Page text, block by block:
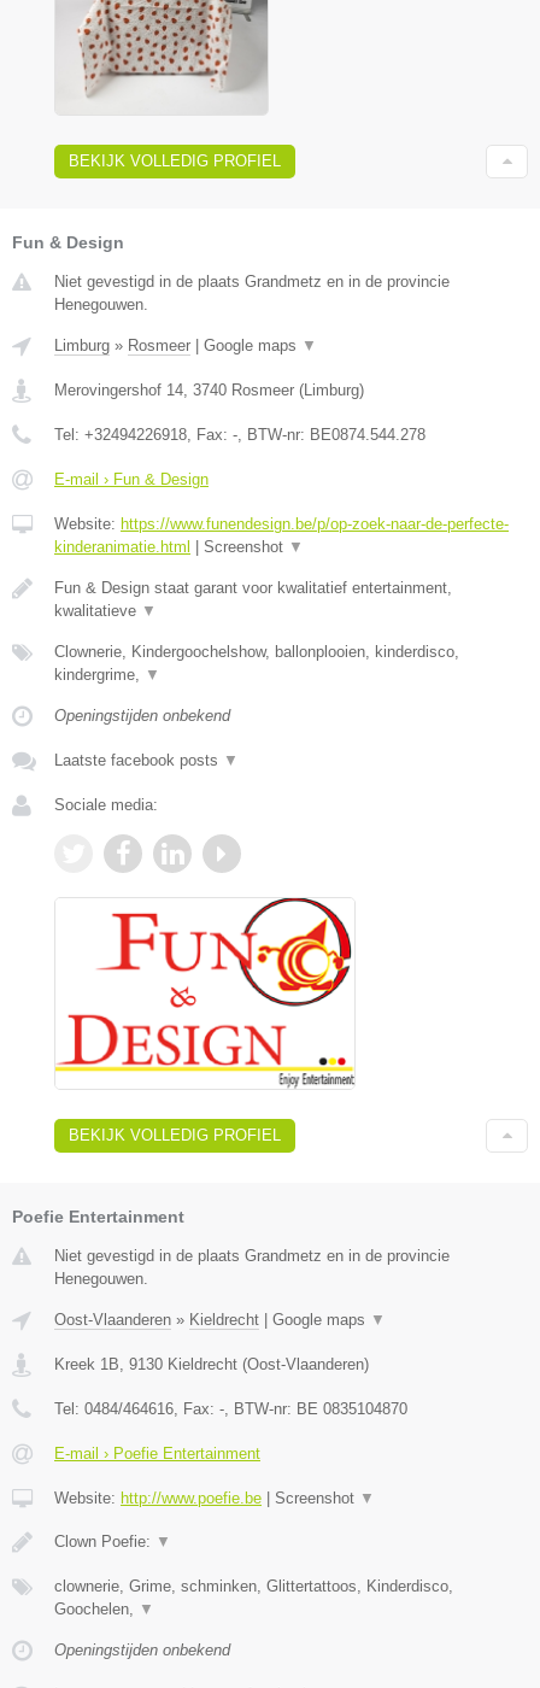
BEKIJK VOLLEDIG PROFIEL
Fun & Design
Niet gevestigd in de plaats Grandmetz en in de provincie
Henegouwen.
Limburg » Rosmeer | Google maps ▼
Merovingershof 14 3740 Rosmeer (Limburg)
Tel: +32494226918 , Fax: - , BTW-nr: BE0874.544.278
E-mail › Fun & Design
Website: https://www.funendesign.be/p/op-zoek-naar-de-perfecte-
kinderanimatie.html | Screenshot ▼
Fun & Design staat garant voor kwalitatief entertainment,
kwalitatieve ▼
Clownerie, Kindergoochelshow, ballonplooien, kinderdisco,
kindergrime,
▼
Openingstijden onbekend
Laatste facebook posts ▼
Sociale media:
BEKIJK VOLLEDIG PROFIEL
Poefie Entertainment
Niet gevestigd in de plaats Grandmetz en in de provincie
Henegouwen.
Oost-Vlaanderen » Kieldrecht Google maps ▼
Kreek 1B, 9130 Kieldrecht (Oost-Vlaanderen)
Tel: 0484/464616, Fax: -, BTW-nr: BE 0835104870
E-mail › Poefie Entertainment
Website: http://www.poefie.be Screenshot ▼
Clown Poefie: ▼
clownerie, Grime, schminken, Glittertattoos, Kinderdisco,
Goochelen, ▼
Openingstijden onbekend